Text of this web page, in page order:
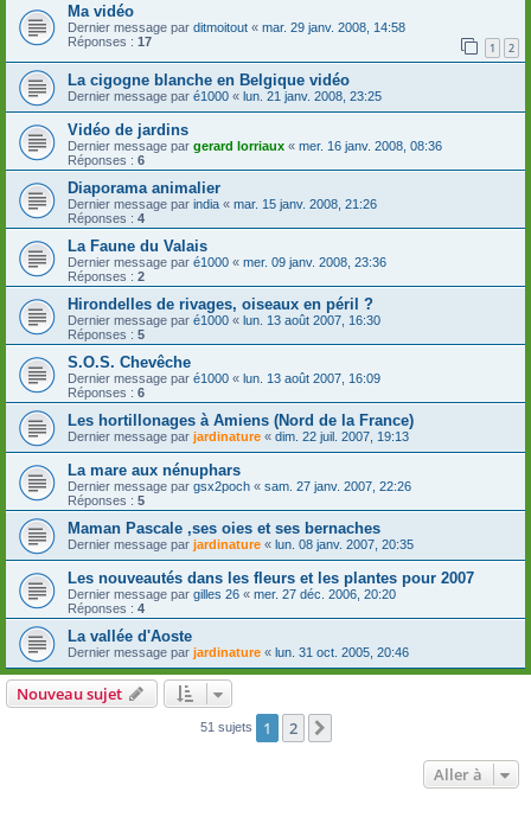
Ma vidéo
Dernier message par ditmoitout « mar. 29 janv. 2008, 14:58
Réponses : 17 1 2
La cigogne blanche en Belgique vidéo
Dernier message par é1000 « lun. 21 janv. 2008, 23:25
Vidéo de jardins
Dernier message par gerard lorriaux « mer. 16 janv. 2008, 08:36
Réponses : 6
Diaporama animalier
Dernier message par india « mar. 15 janv. 2008, 21:26
Réponses : 4
La Faune du Valais
Dernier message par é1000 « mer. 09 janv. 2008, 23:36
Réponses : 2
Hirondelles de rivages, oiseaux en péril ?
Dernier message par é1000 « lun. 13 août 2007, 16:30
Réponses : 5
S.O.S. Chevêche
Dernier message par é1000 « lun. 13 août 2007, 16:09
Réponses : 6
Les hortillonages à Amiens (Nord de la France)
Dernier message par jardinature « dim. 22 juil. 2007, 19:13
La mare aux nénuphars
Dernier message par gsx2poch « sam. 27 janv. 2007, 22:26
Réponses : 5
Maman Pascale ,ses oies et ses bernaches
Dernier message par jardinature « lun. 08 janv. 2007, 20:35
Les nouveautés dans les fleurs et les plantes pour 2007
Dernier message par gilles 26 « mer. 27 déc. 2006, 20:20
Réponses : 4
La vallée d'Aoste
Dernier message par jardinature « lun. 31 oct. 2005, 20:46
Nouveau sujet
51 sujets 1 2
Aller à